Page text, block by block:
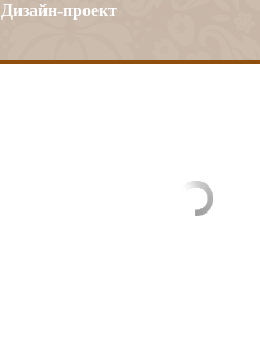
Дизайн-проект